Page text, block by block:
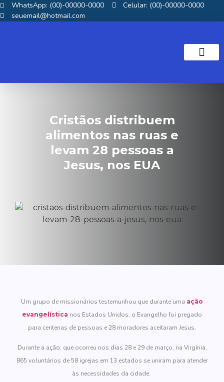
WhatsApp: (00)-00000-0000
Celular: (00)-00000-0000
seuemail@hotmail.com
Cristãos distribuem
alimentos nas ruas e
levam 28 pessoas a
Jesus, nos EUA
Um grupo de missionários testemunhou que durante uma ação
evangelística nos Estados Unidos, o Evangelho foi pregado
para centenas de pessoas e 28 moradores aceitaram Jesus.
Durante a ação, que ocorreu nos dias 28 e 29 de março, na Virgínia,
865 voluntários de 58 igrejas em 13 estados se uniram para atender
às necessidades da cidade.